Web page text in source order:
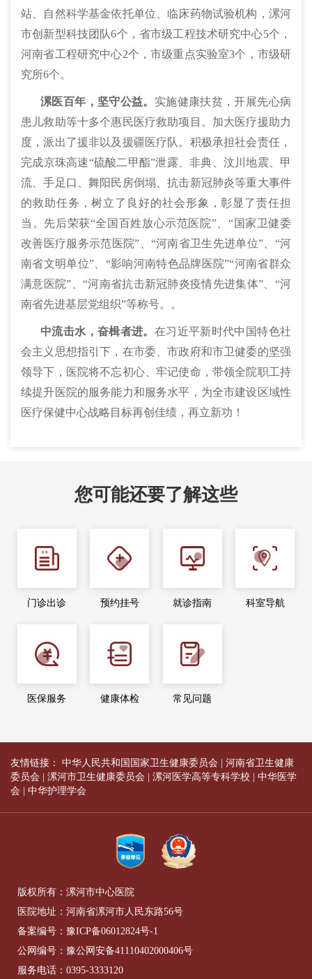
站、自然科学基金依托单位、临床药物试验机构，漯河
市创新型科技团队6个，省市级工程技术研究中心5个，
河南省工程研究中心2个，市级重点实验室3个，市级研
究所6个。
漯医百年，坚守公益。 实施健康扶贫，开展先心病
患儿救助等十多个惠民医疗救助项目。加大医疗援助力
度，派出了援非以及援疆医疗队。积极承担社会责任，
完成京珠高速“硫酸二甲酯”泄露、非典、汶川地震、甲
流、手足口、舞阳民房倒塌、抗击新冠肺炎等重大事件
的救助任务，树立了良好的社会形象，彰显了责任担
当。先后荣获“全国百姓放心示范医院”、“国家卫健委
改善医疗服务示范医院”、“河南省卫生先进单位”、“河
南省文明单位”、“影响河南特色品牌医院”“河南省群众
满意医院”、“河南省抗击新冠肺炎疫情先进集体”、“河
南省先进基层党组织”等称号。
。
中流击水，奋楫者进。 在习近平新时代中国特色社
会主义思想指引下，在市委、市政府和市卫健委的坚强
领导下，医院将不忘初心、牢记使命，带领全院职工持
续提升医院的服务能力和服务水平，为全市建设区域性
医疗保健中心战略目标再创佳绩，再立新功！
您可能还要了解这些
门诊出诊 预约挂号 就诊指南 科室导航
医保服务 健康体检 常见问题
友情链接： 中华人民共和国国家卫生健康委员会
河南省卫生健康
委员会
漯河市卫生健康委员会 漯河医学高等专科学校
中华医学
会
中华护理学会
版权所有：漯河市中心医院
医院地址：河南省漯河市人民东路56号
备案编号： 豫ICP备06012824号-1
公网编号： 豫公网安备41110402000406号
服务电话： 0395-3333120